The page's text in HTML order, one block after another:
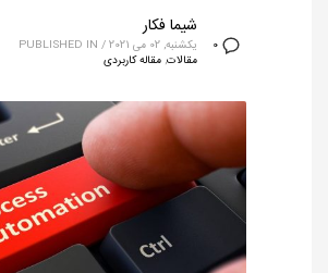
0
شیما فکار
یکشنبه, 02 می 2021 /
PUBLISHED IN
مقالات, مقاله کاربردی